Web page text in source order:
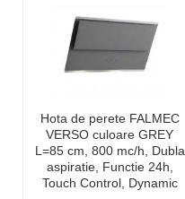
Hota de perete FALMEC
VERSO culoare GREY
L=85 cm, 800 mc/h, Dubla
aspiratie, Functie 24h,
Touch Control, Dynamic